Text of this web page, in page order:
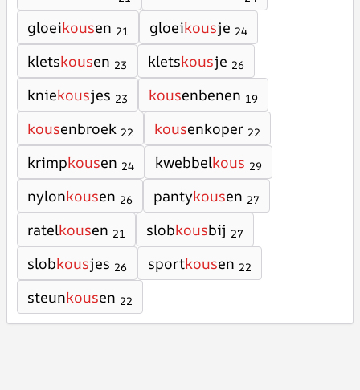
gloeikousen 21 gloeikousje 24
kletskousen 23 kletskousje 26
kniekousjes 23 kousenbenen 19
kousenbroek 22 kousenkoper 22
krimpkousen 24 kwebbelkous 29
nylonkousen 26 pantykousen 27
ratelkousen 21 slobkousbij 27
slobkousjes 26 sportkousen 22
steunkousen 22